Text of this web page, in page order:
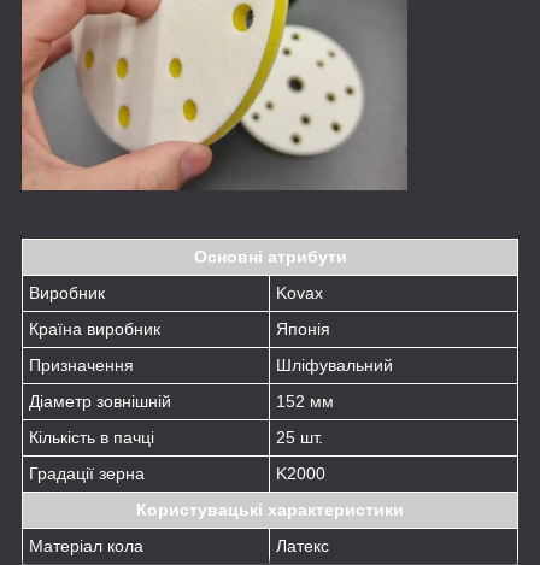
Основні атрибути
Виробник
Kovax
Країна виробник
Японія
Призначення
Шліфувальний
Діаметр зовнішній
152 мм
Кількість в пачці
25 шт.
Градації зерна
K2000
Користувацькі характеристики
Матеріал кола
Латекс